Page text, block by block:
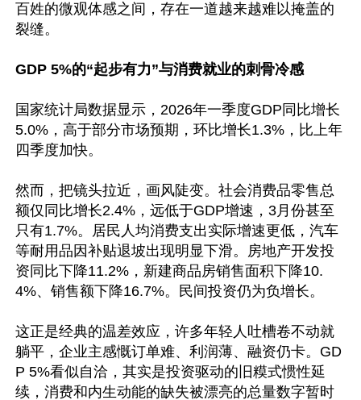
百姓的微观体感之间，存在一道越来越难以掩盖的
裂缝。
GDP 5%的“起步有力”与消费就业的刺骨冷感
国家统计局数据显示，2026年一季度GDP同比增长
5.0%，高于部分市场预期，环比增长1.3%，比上年
四季度加快。
然而，把镜头拉近，画风陡变。社会消费品零售总
额仅同比增长2.4%，远低于GDP增速，3月份甚至
只有1.7%。居民人均消费支出实际增速更低，汽车
等耐用品因补贴退坡出现明显下滑。房地产开发投
资同比下降11.2%，新建商品房销售面积下降10.
4%、销售额下降16.7%。民间投资仍为负增长。
这正是经典的温差效应，许多年轻人吐槽卷不动就
躺平，企业主感慨订单难、利润薄、融资仍卡。GD
P 5%看似自洽，其实是投资驱动的旧糢式惯性延
续，消费和内生动能的缺失被漂亮的总量数字暂时